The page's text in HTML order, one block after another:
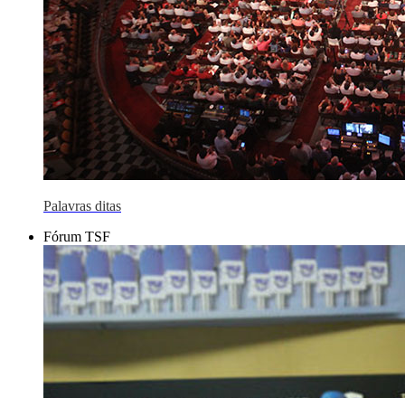
Palavras ditas
Fórum TSF